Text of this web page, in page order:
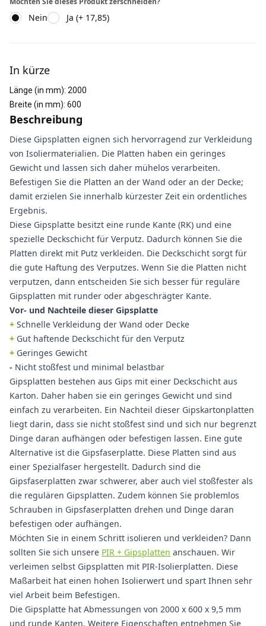
Nein Ja (+ 17,85)
In kürze
Länge (in mm): 2000
Breite (in mm): 600
Beschreibung
Diese Gipsplatten eignen sich hervorragend zur Verkleidung
von Isoliermaterialien. Die Platten haben ein geringes
Gewicht und lassen sich daher mühelos verarbeiten.
Befestigen Sie die Platten an der Wand oder an der Decke;
damit erzielen Sie innerhalb kürzester Zeit ein ordentliches
Ergebnis.
Diese Gipsplatte besitzt eine runde Kante (RK) und eine
spezielle Deckschicht für Verputz. Dadurch können Sie die
Platten direkt mit Putz verkleiden. Die Deckschicht sorgt für
die gute Haftung des Verputzes. Wenn Sie die Platten nicht
verputzen, dann entscheiden Sie sich besser für reguläre
Gipsplatten mit runder oder abgeschrägter Kante.
Vor- und Nachteile dieser Gipsplatte
+ Schnelle Verkleidung der Wand oder Decke
+ Gut haftende Deckschicht für den Verputz
+ Geringes Gewicht
- Nicht stoßfest und minimal belastbar
Gipsplatten bestehen aus Gips mit einer Deckschicht aus
Karton. Daher haben sie ein geringes Gewicht und sind
einfach zu verarbeiten. Ein Nachteil dieser Gipskartonplatten
liegt darin, dass sie nicht stoßfest sind und sich nur begrenzt
Dinge daran aufhängen oder befestigen lassen. Eine gute
Alternative ist die Gipsfaserplatte. Diese Platten sind aus
einer Spezialfaser hergestellt. Dadurch sind die
Gipsfaserplatten zwar schwerer, aber auch viel stoßfester als
die regulären Gipsplatten. Zudem können Sie problemlos
Schrauben in Gipsfaserplatten drehen und Dinge daran
befestigen oder aufhängen.
Möchten Sie in einem Schritt isolieren und verkleiden? Dann
sollten Sie sich unsere PIR + Gipsplatten anschauen. Wir
verleimen selbst Gipsplatten mit PIR-Isolierplatten. Diese
Maßarbeit hat einen hohen Isolierwert und spart Ihnen sehr
viel Arbeit beim Befestigen.
Die Gipsplatte hat Abmessungen von 2000 x 600 x 9,5 mm
und runde Kanten. Weitere Eigenschaften entnehmen Sie